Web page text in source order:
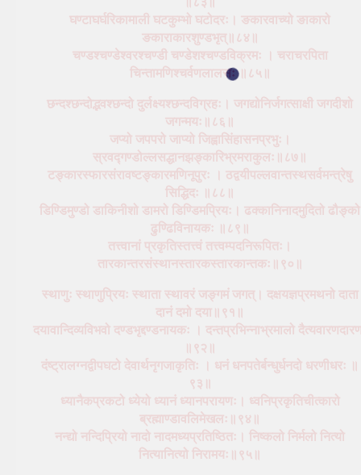
घण्टाघर्घरिकामाली घटकुम्भो घटोदरः। ङकारवाच्यो ङाकारो
ङकाराकारशुण्डभृत्॥८४॥
चण्डश्चण्डेश्वरश्चण्डी चण्डेशश्चण्डविक्रमः । चराचरपिता
चिन्तामणिश्चर्वणलालसः ॥८५॥
छन्दश्छन्दोद्भवश्छन्दो दुर्लक्ष्यश्छन्दविग्रहः। जगद्योनिर्जगत्साक्षी जगदीशो
जगन्मयः॥८६॥
जप्यो जपपरो जाप्यो जिह्वासिंहासनप्रभुः।
स्रवद्गण्डोल्लसद्धानझङ्कारिभ्रमराकुलः॥८७॥
टङ्कारस्फारसंरावष्टङ्कारमणिनूपुरः । ठद्वयीपल्लवान्तस्थसर्वमन्त्रेषु
सिद्धिदः ॥८८॥
डिण्डिमुण्डो डाकिनीशो डामरो डिण्डिमप्रियः। ढक्कानिनादमुदितो ढौङ्को
ढुण्ढिविनायकः ॥८९॥
तत्त्वानां प्रकृतिस्तत्त्वं तत्त्वम्पदनिरूपितः।
तारकान्तरसंस्थानस्तारकस्तारकान्तकः॥९०॥
स्थाणुः स्थाणुप्रियः स्थाता स्थावरं जङ्गमं जगत्। दक्षयज्ञप्रमथनो दाता
दानं दमो दया॥९१॥
दयावान्दिव्यविभवो दण्डभृद्दण्डनायकः । दन्तप्रभिन्नाभ्रमालो
॥९२॥
दंष्ट्रालग्नद्वीपघटो देवार्थनृगजाकृतिः । धनं धनपतेर्बन्धुर्धनदो धरणीधरः ॥
९३॥
ध्यानैकप्रकटो ध्येयो ध्यानं ध्यानपरायणः। ध्वनिप्रकृतिचीत्कारो
ब्रह्माण्डावलिमेखलः॥९४॥
नन्द्यो नन्दिप्रियो नादो नादमध्यप्रतिष्ठितः। निष्कलो निर्मलो नित्यो
नित्यानित्यो निरामयः॥९५॥